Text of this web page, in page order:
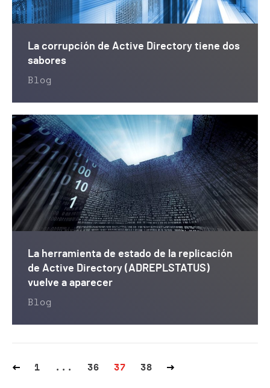
La corrupción de Active Directory tiene dos
sabores
Blog
La herramienta de estado de la replicación
de Active Directory (ADREPLSTATUS)
vuelve a aparecer
Blog
1 ... 36 37 38